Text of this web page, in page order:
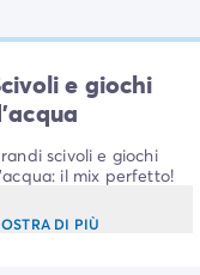
e giochi
scivoli e giochi
il mix perfetto!
DI PIÙ